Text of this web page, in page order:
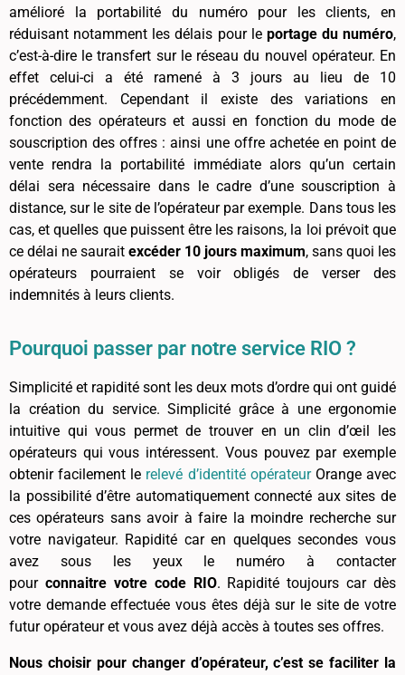
amélioré la portabilité du numéro pour les clients, en
réduisant notamment les délais pour le portage du numéro,
c’est-à-dire le transfert sur le réseau du nouvel opérateur. En
effet celui-ci a été ramené à 3 jours au lieu de 10
précédemment. Cependant il existe des variations en
fonction des opérateurs et aussi en fonction du mode de
souscription des offres : ainsi une offre achetée en point de
vente rendra la portabilité immédiate alors qu’un certain
délai sera nécessaire dans le cadre d’une souscription à
distance, sur le site de l’opérateur par exemple. Dans tous les
cas, et quelles que puissent être les raisons, la loi prévoit que
ce délai ne saurait excéder 10 jours maximum, sans quoi les
opérateurs pourraient se voir obligés de verser des
indemnités à leurs clients.
Pourquoi passer par notre service RIO ?
Simplicité et rapidité sont les deux mots d’ordre qui ont guidé
la création du service. Simplicité grâce à une ergonomie
intuitive qui vous permet de trouver en un clin d’œil les
opérateurs qui vous intéressent. Vous pouvez par exemple
obtenir facilement le relevé d’identité opérateur Orange avec
la possibilité d’être automatiquement connecté aux sites de
ces opérateurs sans avoir à faire la moindre recherche sur
votre navigateur. Rapidité car en quelques secondes vous
avez sous les yeux le numéro à contacter
pour connaitre votre code RIO. Rapidité toujours car dès
votre demande effectuée vous êtes déjà sur le site de votre
futur opérateur et vous avez déjà accès à toutes ses offres.
Nous choisir pour changer d’opérateur, c’est se faciliter la